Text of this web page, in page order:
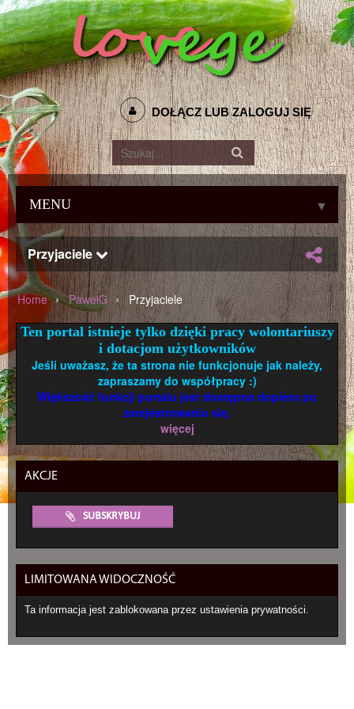
DOŁĄCZ LUB ZALOGUJ SIĘ
MENU ▼
Przyjaciele
Home › PawelG › Przyjaciele
Ten portal istnieje tylko dzięki pracy wolontariuszy
i dotacjom użytkowników
Jeśli uważasz, że ta strona nie funkcjonuje jak należy,
zapraszamy do współpracy :)
Większość funkcji portalu jest dostępna dopiero po
zarejestrowaniu się.
więcej
AKCJE
SUBSKRYBUJ
LIMITOWANA WIDOCZNOŚĆ
Ta informacja jest zablokowana przez ustawienia prywatności.